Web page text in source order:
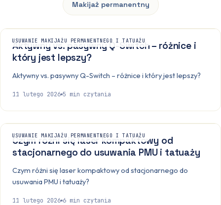
Makijaż permanentny
USUWANIE MAKIJAŻU PERMANENTNEGO I TATUAŻU
Aktywny vs. pasywny Q-Switch – różnice i
który jest lepszy?
Aktywny vs. pasywny Q-Switch – różnice i który jest lepszy?
11 lutego 2026 5 min czytania
USUWANIE MAKIJAŻU PERMANENTNEGO I TATUAŻU
Czym różni się laser kompaktowy od
stacjonarnego do usuwania PMU i tatuaży
Czym różni się laser kompaktowy od stacjonarnego do
usuwania PMU i tatuaży?
11 lutego 2026 6 min czytania